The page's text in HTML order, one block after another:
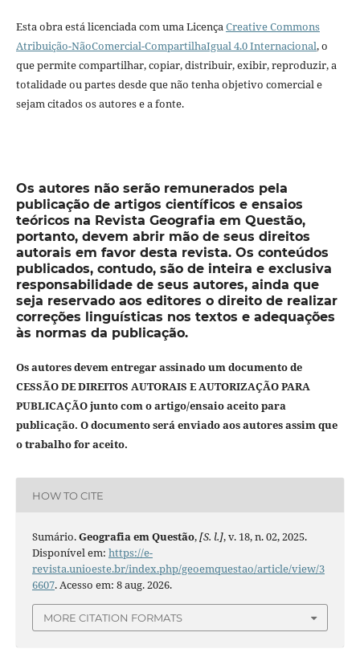
Esta obra está licenciada com uma LicençaCreative Commons
Atribuição-NãoComercial-CompartilhaIgual 4.0 Internacional, o
que permite compartilhar, copiar, distribuir, exibir, reproduzir, a
totalidade ou partes desde que não tenha objetivo comercial e
sejam citados os autores e a fonte.
Os autores não serão remunerados pela
publicação de artigos científicos e ensaios
teóricos na Revista Geografia em Questão,
portanto, devem abrir mão de seus direitos
autorais em favor desta revista. Os conteúdos
publicados, contudo, são de inteira e exclusiva
responsabilidade de seus autores, ainda que
seja reservado aos editores o direito de realizar
correções linguísticas nos textos e adequações
às normas da publicação.
Os autores devem entregar assinado um documento de
CESSÃO DE DIREITOS AUTORAIS E AUTORIZAÇÃO PARA
PUBLICAÇÃO junto com o artigo/ensaio aceito para
publicação. O documento será enviado aos autores assim que
o trabalho for aceito.
HOW TO CITE
Sumário.Geografia em Questão,[S. l.], v. 18, n. 02, 2025.
Disponível em: https://e-
revista.unioeste.br/index.php/geoemquestao/article/view/3
6607. Acesso em: 8 aug. 2026.
MORE CITATION FORMATS